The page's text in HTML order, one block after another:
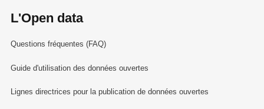
L'Open data
Questions fréquentes (FAQ)
Guide d'utilisation des données ouvertes
Lignes directrices pour la publication de données ouvertes